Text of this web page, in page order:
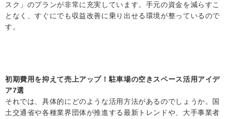
スク」のプランが非常に充実しています。手元の資金を減らすこ
となく、すぐにでも収益改善に乗り出せる環境が整っているので
す。
初期費用を抑えて売上アップ！駐車場の空きスペース活用アイデ
ア7選
それでは、具体的にどのような活用方法があるのでしょうか。国
土交通省や各種業界団体が推進する最新トレンドや、大手事業者